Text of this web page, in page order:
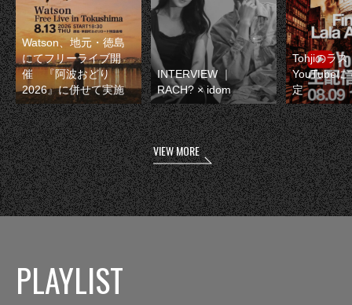
Watson、地元・徳島
にてフリーライブ開
催 『阿波おどり
2026』に併せて実施
INTERVIEW ｜
RACH? × idom
Tohjiのラス
YouTubeに
定
VIEW MORE
PLAYLIST